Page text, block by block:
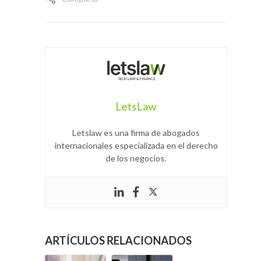
LetsLaw
Letslaw es una firma de abogados
internacionales especializada en el derecho
de los negocios.
ARTÍCULOS RELACIONADOS